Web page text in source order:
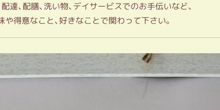
配達、配膳、洗い物、デイサービスでのお手伝いなど、
や得意なこと、好きなことで関わって下さい。